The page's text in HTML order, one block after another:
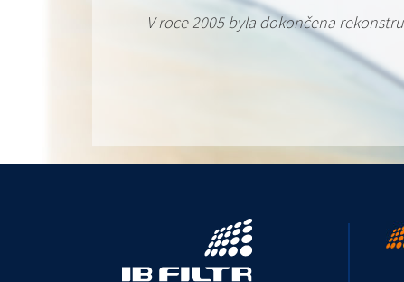
V roce 2005 byla dokončena